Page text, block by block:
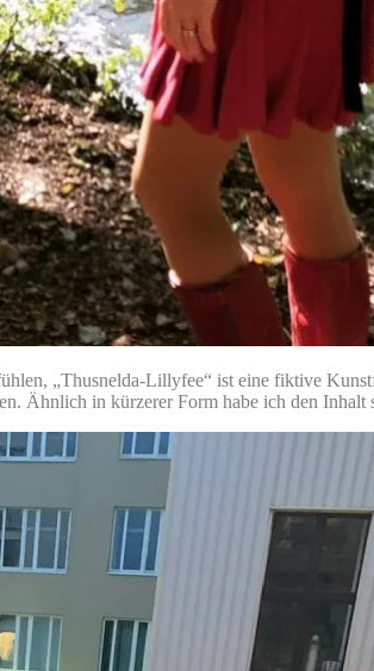
„Thusnelda-Lillyfee“ ist eine fiktive
Ähnlich in kürzerer Form habe ich den